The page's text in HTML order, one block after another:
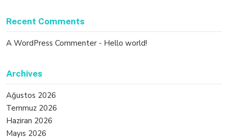
Recent Comments
A WordPress Commenter - Hello world!
Archives
Ağustos 2026
Temmuz 2026
Haziran 2026
Mayıs 2026